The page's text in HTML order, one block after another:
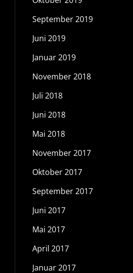
September 2019
Juni 2019
Januar 2019
November 2018
Juli 2018
Juni 2018
Mai 2018
November 2017
Oktober 2017
September 2017
Juni 2017
Mai 2017
April 2017
Januar 2017